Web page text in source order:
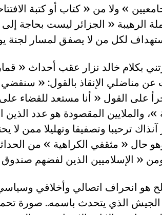
» ولا من « كتاب أو كتبة
الرهيبة « الجزائر ليست بحاجة
بكلام خالد نزار عقب أحداث «
عن مناضلي الإنقاذ بالقول: «
على القول « أنا مستعد للقضاء
»، والملايين المقصودة هو عدد الذين
ترحيبا وتصفيقا وتهليلا ممن لا
حال « مثقفي الكراهية » من
هو انحراف اتصالي وأخلاقي
الذي يتحدث باسمه.. صورة تحمل